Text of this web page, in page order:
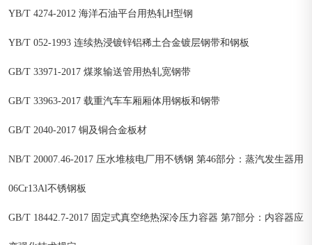
YB/T 4274-2012 海洋石油平台用热轧H型钢
YB/T 052-1993 连续热浸镀锌铝稀土合金镀层钢带和钢板
GB/T 33971-2017 煤浆输送管用热轧宽钢带
GB/T 33963-2017 载重汽车车厢厢体用钢板和钢带
GB/T 2040-2017 铜及铜合金板材
NB/T 20007.46-2017 压水堆核电厂用不锈钢 第46部分：蒸汽发生器用
06Cr13Al不锈钢板
GB/T 18442.7-2017 固定式真空绝热深冷压力容器 第7部分：内容器应